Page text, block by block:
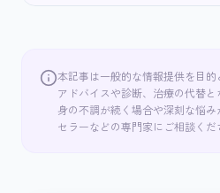
本記事は一般的な情報提供を目
アドバイスや診断、治療の代替
身の不調が続く場合や深刻な悩
セラーなどの専門家にご相談くだ